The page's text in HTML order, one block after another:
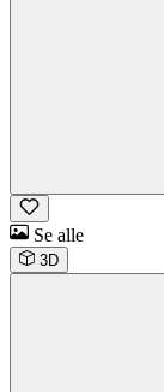
Se alle
3D